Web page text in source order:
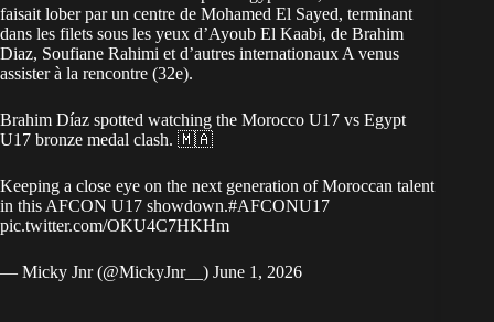
faisait lober par un centre de Mohamed El Sayed, terminant
dans les filets sous les yeux d’Ayoub El Kaabi, de Brahim
Diaz, Soufiane Rahimi et d’autres internationaux A venus
assister à la rencontre (32e).
Brahim Díaz spotted watching the Morocco U17 vs Egypt
U17 bronze medal clash. 🇲🇦
Keeping a close eye on the next generation of Moroccan talent
in this AFCON U17 showdown.#AFCONU17
pic.twitter.com/OKU4C7HKHm
— Micky Jnr (@MickyJnr__) June 1, 2026